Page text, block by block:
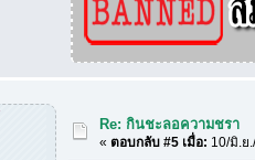
Re: กินชะลอความชรา
«ตอบกลับ #5 เมื่อ: 10/มิ.ย